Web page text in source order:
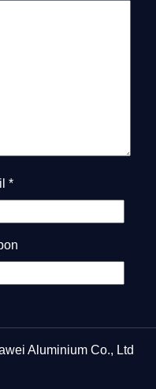
*
Aluminium Co., Ltd